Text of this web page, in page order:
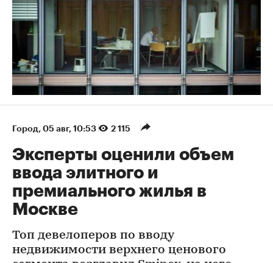
Город⁠, 05 авг, 10:53 2 115
Эксперты оценили объем
ввода элитного и
премиального жилья в
Москве
Топ девелоперов по вводу
недвижимости верхнего ценового